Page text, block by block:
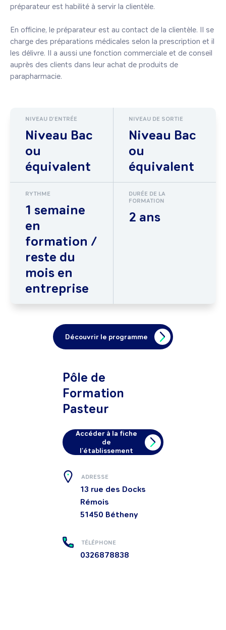
préparateur est habilité à servir la clientèle.
En officine, le préparateur est au contact de la clientèle. Il se
charge des préparations médicales selon la prescription et il
les délivre. Il a aussi une fonction commerciale et de conseil
auprès des clients dans leur achat de produits de
parapharmacie.
NIVEAU D'ENTRÉE
Niveau Bac
ou
équivalent
NIVEAU DE SORTIE
Niveau Bac
ou
équivalent
RYTHME
1 semaine
en
formation /
reste du
mois en
entreprise
DURÉE DE LA
FORMATION
2 ans
Découvrir le programme
Pôle de
Formation
Pasteur
Accéder à la fiche
de
l'établissement
ADRESSE
13 rue des Docks
Rémois
51450 Bétheny
TÉLÉPHONE
0326878838